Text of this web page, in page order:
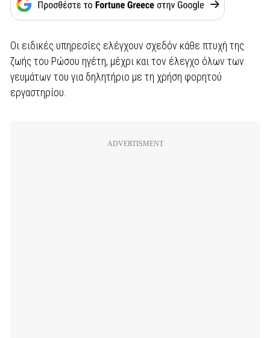
Οι ειδικές υπηρεσίες ελέγχουν σχεδόν κάθε πτυχή της
ζωής του Ρώσου ηγέτη, μέχρι και τον έλεγχο όλων των
γευμάτων του για δηλητήριο με τη χρήση φορητού
εργαστηρίου.